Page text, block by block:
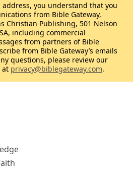
you understand that you
from Bible Gateway,
Christian Publishing, 501 Nelson
including commercial
from partners of Bible
from Bible Gateway’s emails
questions, please review our
at privacy@biblegateway.com.